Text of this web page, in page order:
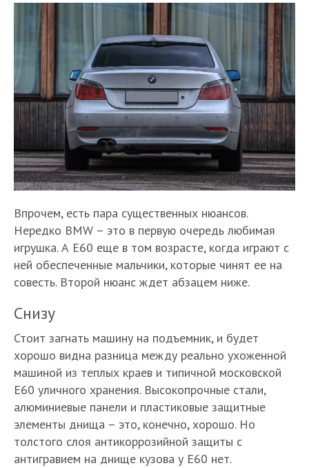
Впрочем, есть пара существенных нюансов.
Нередко BMW – это в первую очередь любимая
игрушка. А Е60 еще в том возрасте, когда играют с
ней обеспеченные мальчики, которые чинят ее на
совесть. Второй нюанс ждет абзацем ниже.
Снизу
Стоит загнать машину на подъемник, и будет
хорошо видна разница между реально ухоженной
машиной из теплых краев и типичной московской
Е60 уличного хранения. Высокопрочные стали,
алюминиевые панели и пластиковые защитные
элементы днища – это, конечно, хорошо. Но
толстого слоя антикоррозийной защиты с
антигравием на днище кузова у Е60 нет.